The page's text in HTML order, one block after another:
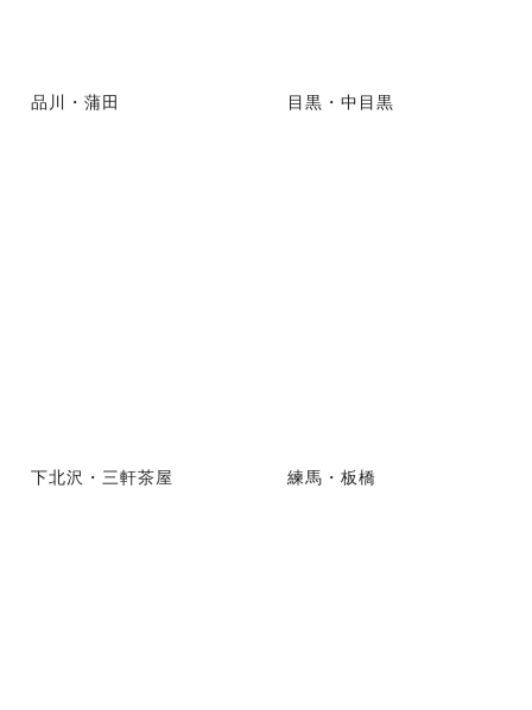
品川・蒲田 目黒・中目黒
下北沢・三軒茶屋 練馬・板橋